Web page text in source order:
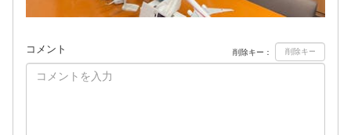
コメント 削除キー：